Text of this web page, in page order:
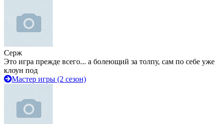
Серж
Это игра прежде всего... а болеющий за толпу, сам по себе уже
клоун под
Мастер игры (2 сезон)